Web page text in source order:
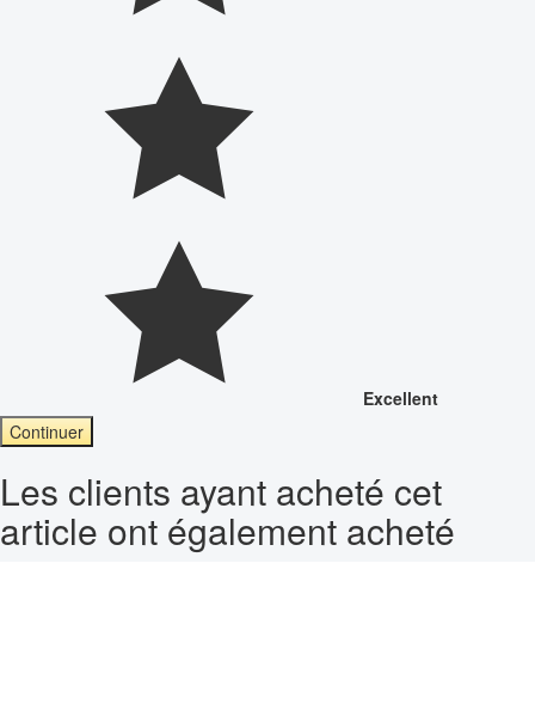
Excellent
Continuer
Les clients ayant acheté cet
article ont également acheté